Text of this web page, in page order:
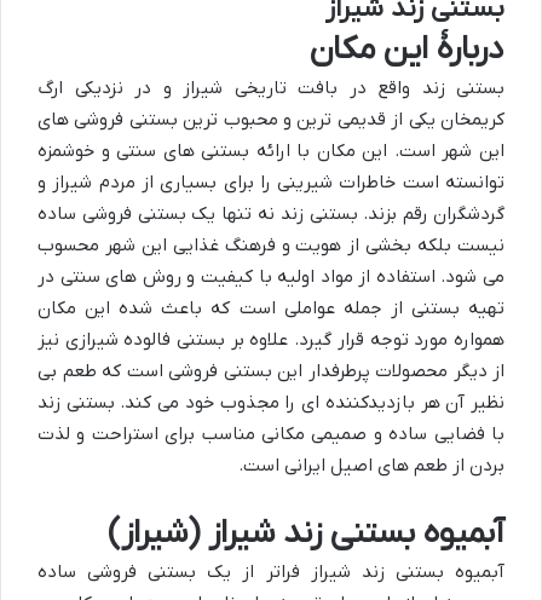
بستنی زند شیراز
دربارهٔ این مکان
بستنی زند واقع در بافت تاریخی شیراز و در نزدیکی ارگ
کریمخان یکی از قدیمی ترین و محبوب ترین بستنی فروشی های
این شهر است. این مکان با ارائه بستنی های سنتی و خوشمزه
توانسته است خاطرات شیرینی را برای بسیاری از مردم شیراز و
گردشگران رقم بزند. بستنی زند نه تنها یک بستنی فروشی ساده
نیست بلکه بخشی از هویت و فرهنگ غذایی این شهر محسوب
می شود. استفاده از مواد اولیه با کیفیت و روش های سنتی در
تهیه بستنی از جمله عواملی است که باعث شده این مکان
همواره مورد توجه قرار گیرد. علاوه بر بستنی فالوده شیرازی نیز
از دیگر محصولات پرطرفدار این بستنی فروشی است که طعم بی
نظیر آن هر بازدیدکننده ای را مجذوب خود می کند. بستنی زند
با فضایی ساده و صمیمی مکانی مناسب برای استراحت و لذت
بردن از طعم های اصیل ایرانی است.
آبمیوه بستنی زند شیراز (شیراز)
آبمیوه بستنی زند شیراز فراتر از یک بستنی فروشی ساده